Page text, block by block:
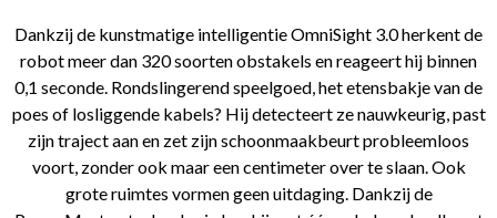
Dankzij de kunstmatige intelligentie OmniSight 3.0 herkent de
robot meer dan 320 soorten obstakels en reageert hij binnen
0,1 seconde. Rondslingerend speelgoed, het etensbakje van de
poes of losliggende kabels? Hij detecteert ze nauwkeurig, past
zijn traject aan en zet zijn schoonmaakbeurt probleemloos
voort, zonder ook maar een centimeter over te slaan. Ook
grote ruimtes vormen geen uitdaging. Dankzij de